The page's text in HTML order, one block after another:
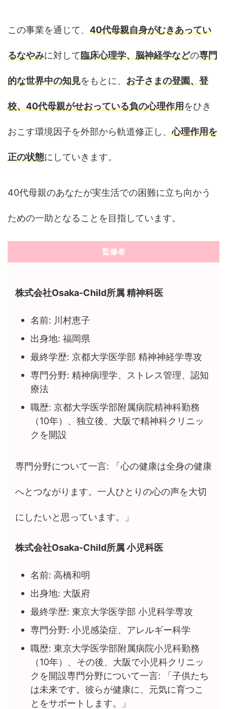
この事業を通じて、 40代母親自身がむきあってい
るなやみに対して臨床心理学、脳神経学などの専門
的な世界中の知見をもとに、 お子さまの登園、登
校、40代母親がせおっている負の心理作用をひき
おこす環境因子を外部から軌道修正し、心理作用を
正の状態にしていきます。
40代母親のあなたが実生活での困難に立ち向かう
ための一助となることを目指しています。
監修者
株式会社Osaka-Child所属 精神科医
名前: 川村恵子
出身地: 福岡県
最終学歴: 京都大学医学部 精神神経学専攻
専門分野: 精神病理学、ストレス管理、認知
療法
職歴: 京都大学医学部附属病院精神科勤務
（10年）、独立後、大阪で精神科クリニッ
クを開設
専門分野について一言: 「心の健康は全身の健康
へとつながります。一人ひとりの心の声を大切
にしたいと思っています。」
株式会社Osaka-Child所属 小児科医
名前: 高橋和明
出身地: 大阪府
最終学歴: 東京大学医学部 小児科学専攻
専門分野: 小児感染症、アレルギー科学
職歴: 東京大学医学部附属病院小児科勤務
（10年）、その後、大阪で小児科クリニッ
クを開設専門分野について一言: 「子供たち
は未来です。彼らが健康に、元気に育つこ
とをサポートします。」